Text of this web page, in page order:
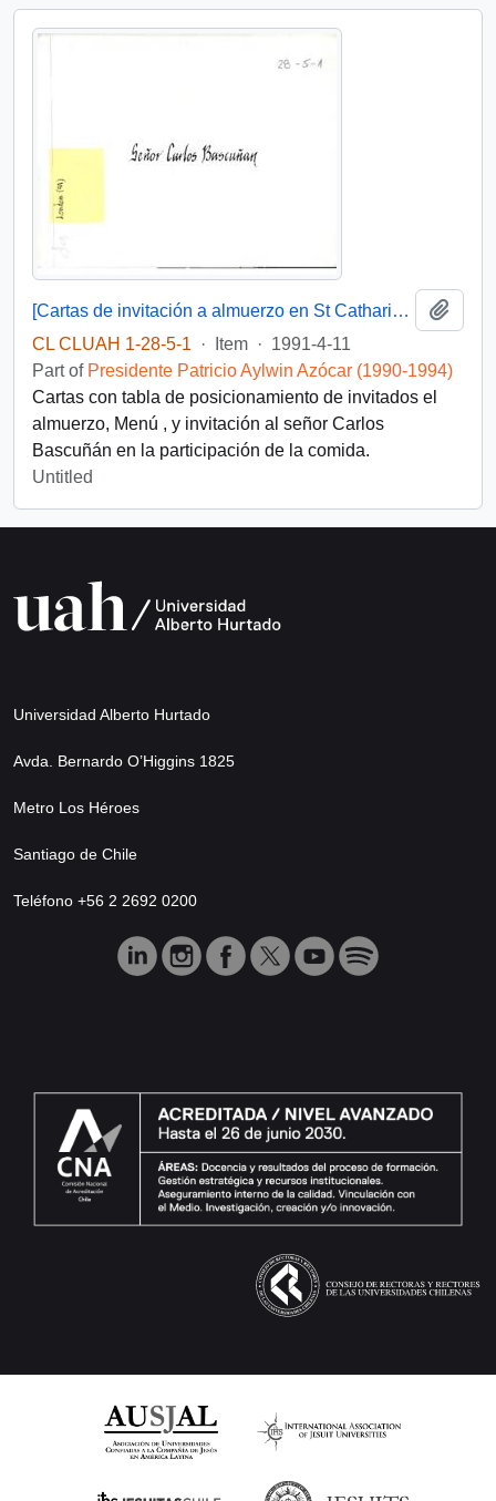
[Cartas de invitación a almuerzo en St Catharine's College, Cambridge].
CL CLUAH 1-28-5-1
· Item · 1991-4-11
Part of Presidente Patricio Aylwin Azócar (1990-1994)
Cartas con tabla de posicionamiento de invitados el
almuerzo, Menú , y invitación al señor Carlos
Bascuñán en la participación de la comida.
Untitled
Universidad Alberto Hurtado
Avda. Bernardo O’Higgins 1825
Metro Los Héroes
Santiago de Chile
Teléfono +56 2 2692 0200